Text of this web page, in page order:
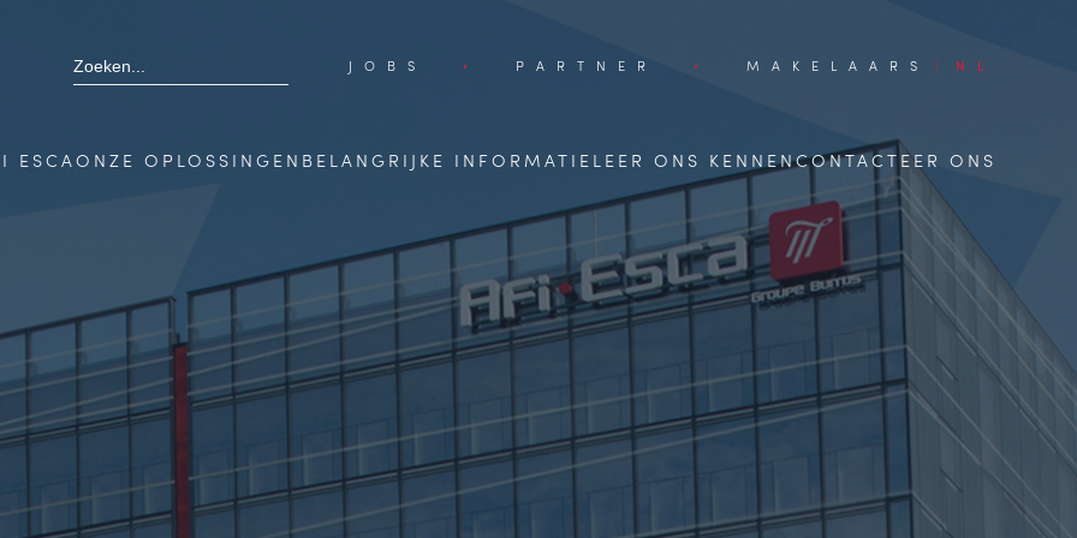
JOBS PARTNER MAKELAARS NL
ESCAONZE OPLOSSINGEN BELANGRIJKE INFORMATIE LEER ONS KENNENCONTACTEER ONS